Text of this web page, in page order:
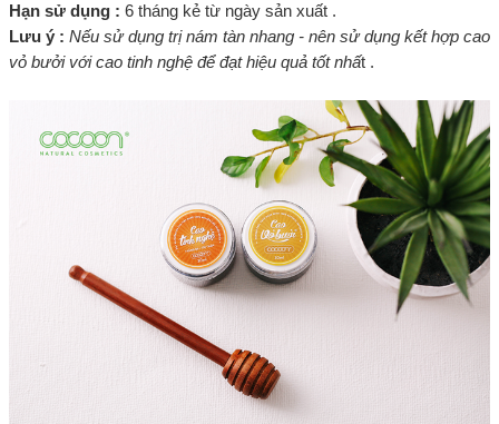
Hạn sử dụng : 6 tháng kẻ từ ngày sản xuất .
Lưu ý : Nếu sử dụng trị nám tàn nhang - nên sử dụng kết hợp cao
vỏ bưởi với cao tinh nghệ để đạt hiệu quả tốt nhất .